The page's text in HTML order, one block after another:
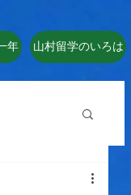
年 山村留学のいろは